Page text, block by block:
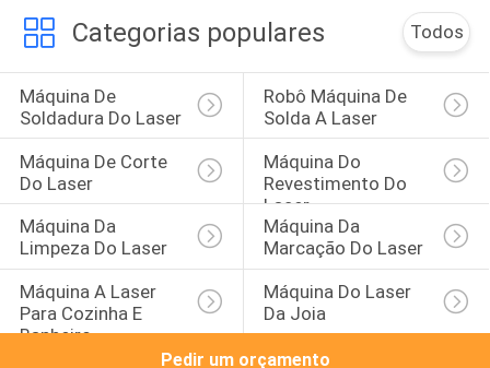
Categorias populares Todos
Máquina De
Soldadura Do Laser
Robô Máquina De
Solda A Laser
Máquina De Corte
Do Laser
Máquina Do
Revestimento Do
Laser
Máquina Da
Limpeza Do Laser
Máquina Da
Marcação Do Laser
Máquina A Laser
Para Cozinha E
Banheiro
Máquina Do Laser
Da Joia
Pedir um orçamento